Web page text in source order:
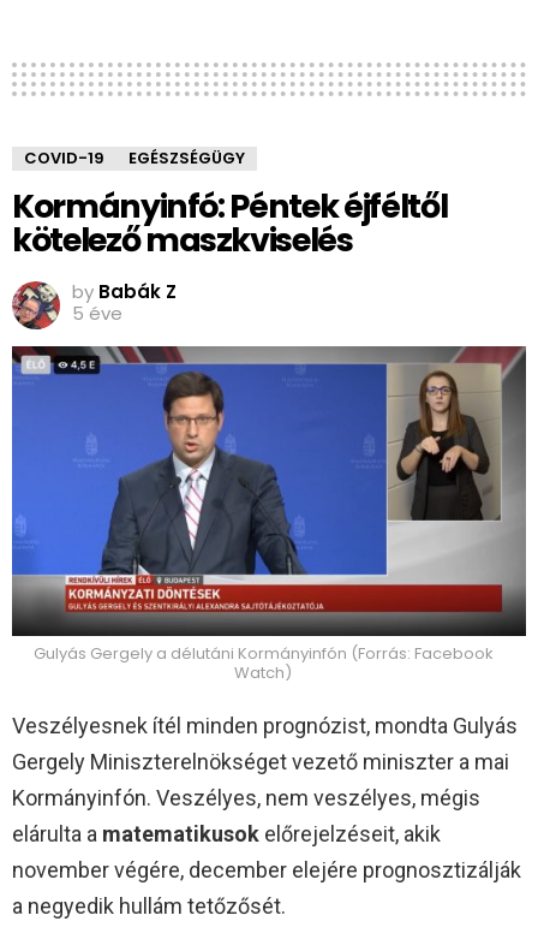
COVID-19 EGÉSZSÉGÜGY
Kormányinfó: Péntek éjféltől
kötelező maszkviselés
by Babák Z
5 éve
Gulyás Gergely a délutáni Kormányinfón (Forrás: Facebook
Watch)
Veszélyesnek ítél minden prognózist, mondta Gulyás
Gergely Miniszterelnökséget vezető miniszter a mai
Kormányinfón. Veszélyes, nem veszélyes, mégis
elárulta a matematikusok előrejelzéseit, akik
november végére, december elejére prognosztizálják
a negyedik hullám tetőzősét.